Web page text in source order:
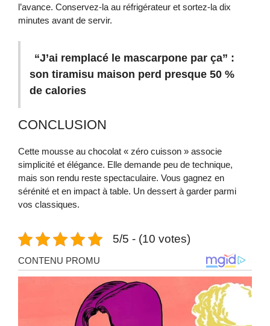
l’avance. Conservez-la au réfrigérateur et sortez-la dix
minutes avant de servir.
“J’ai remplacé le mascarpone par ça” :
son tiramisu maison perd presque 50 %
de calories
CONCLUSION
Cette mousse au chocolat « zéro cuisson » associe
simplicité et élégance. Elle demande peu de technique,
mais son rendu reste spectaculaire. Vous gagnez en
sérénité et en impact à table. Un dessert à garder parmi
vos classiques.
5/5 - (10 votes)